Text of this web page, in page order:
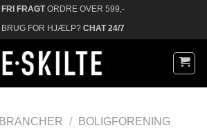
FRI FRAGTORDRE OVER 599,-
BRUG FOR HJÆLP? CHAT 24/7
BRANCHER / BOLIGFORENING